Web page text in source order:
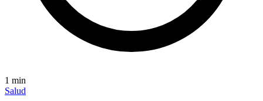
1 min
Salud